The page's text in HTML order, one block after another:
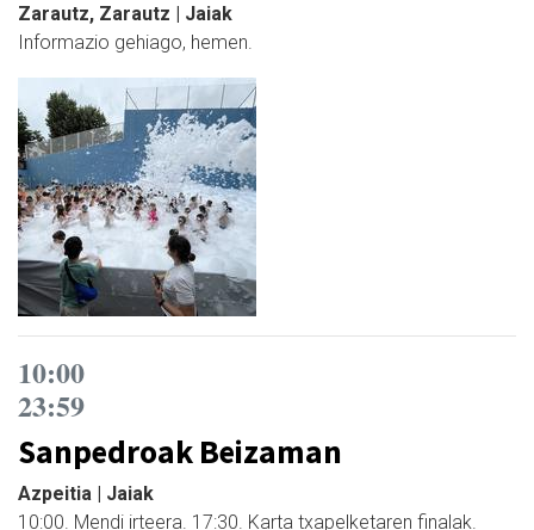
Zarautz, Zarautz | Jaiak
Informazio gehiago, hemen.
10:00
23:59
Sanpedroak Beizaman
Azpeitia | Jaiak
10:00. Mendi irteera. 17:30. Karta txapelketaren finalak.